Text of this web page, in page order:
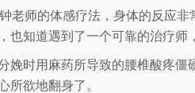
老师的体感疗法，身体的反应
也知道遇到了一个可靠的治疗
娩时用麻药所导致的腰椎酸疼
所欲地翻身了。